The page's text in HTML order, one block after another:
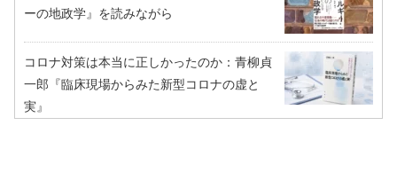
ーの地政学』を読みながら
コロナ対策は本当に正しかったのか：青柳貞
一郎『臨床現場からみた新型コロナの虚と
実』